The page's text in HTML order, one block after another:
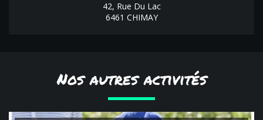
42, Rue Du Lac
6461 CHIMAY
Nos autres activités